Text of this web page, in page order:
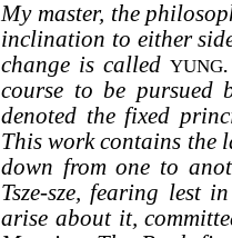
My master, the
inclination to either
change is called YUNG
course to be
denoted the fixed
This work contains the
down from one to
Tsze-sze, fearing lest
arise about it,